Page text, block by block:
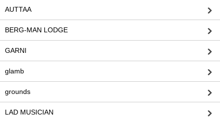
AUTTAA
BERG-MAN LODGE
GARNI
glamb
grounds
LAD MUSICIAN